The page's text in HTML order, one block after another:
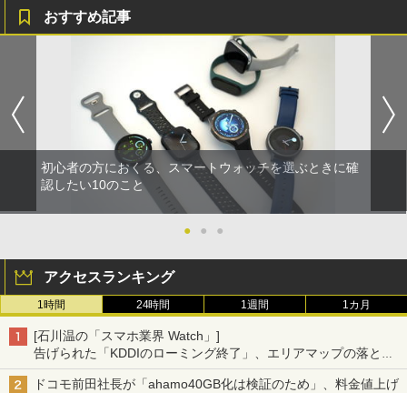
おすすめ記事
初心者の方におくる、スマートウォッチを選ぶときに確
認したい10のこと
● ● ●
アクセスランキング
1時間 24時間 1週間 1カ月
[石川温の「スマホ業界 Watch」]
告げられた「KDDIのローミング終了」、エリアマップの落とし
穴と楽天モバイルの課題
ドコモ前田社長が「ahamo40GB化は検証のため」、料金値上げ